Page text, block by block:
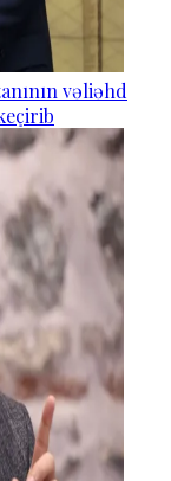
vəliəhd